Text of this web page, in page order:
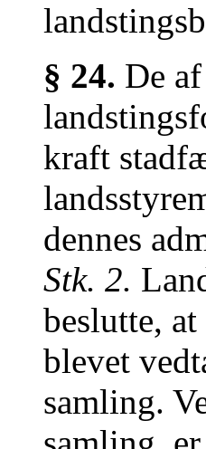
§ 24. De
kraft
dennes
Stk. 2.
beslutte,
blevet
samling.